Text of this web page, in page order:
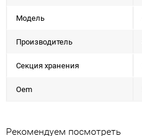
Модель
Производитель
Секция хранения
Oem
Рекомендуем посмотреть